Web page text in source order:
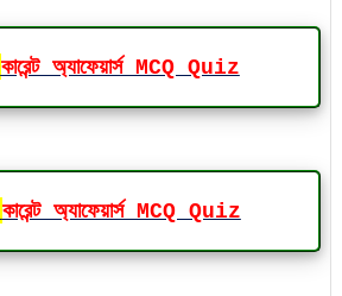
কারেন্ট অ্যাফেয়ার্স MCQ Quiz
কারেন্ট অ্যাফেয়ার্স MCQ Quiz